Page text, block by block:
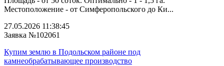
Местоположение - от Симферопольского до Ки...
27.05.2026 11:38:45
Заявка №102061
Купим землю в Подольском районе под
камнеобрабатывающее производство